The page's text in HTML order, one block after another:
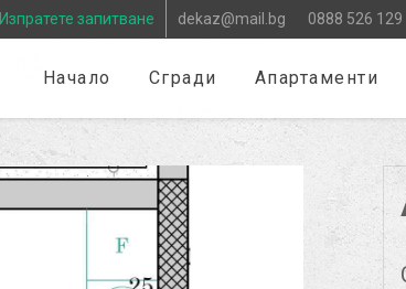
Изпратете запитване dekaz@mail.bg 0888 526 129
Начало Сгради Апартаменти